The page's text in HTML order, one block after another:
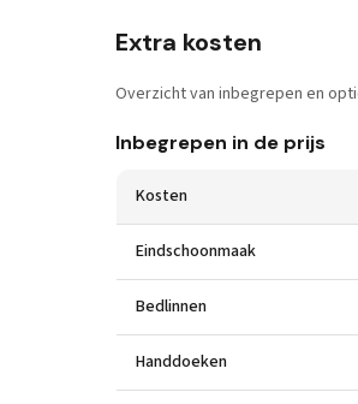
Extra kosten
Overzicht van inbegrepen en
Inbegrepen in de prijs
Kosten
Eindschoonmaak
Bedlinnen
Handdoeken